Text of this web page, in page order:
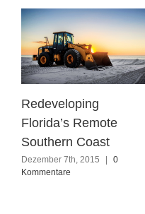
Redeveloping
Florida’s Remote
Southern Coast
Dezember 7th, 2015
0
Kommentare